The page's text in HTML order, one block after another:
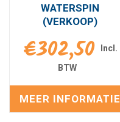
WATERSPIN
(VERKOOP)
€302,50
MEER INFORMATIE